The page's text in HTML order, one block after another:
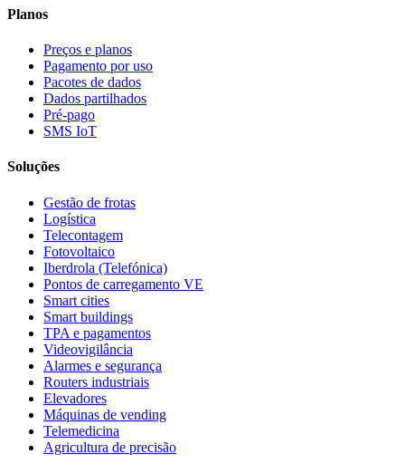
Planos
Preços e planos
Pagamento por uso
Pacotes de dados
Dados partilhados
Pré-pago
SMS IoT
Soluções
Gestão de frotas
Logística
Telecontagem
Fotovoltaico
Iberdrola (Telefónica)
Pontos de carregamento VE
Smart cities
Smart buildings
TPA e pagamentos
Videovigilância
Alarmes e segurança
Routers industriais
Elevadores
Máquinas de vending
Telemedicina
Agricultura de precisão